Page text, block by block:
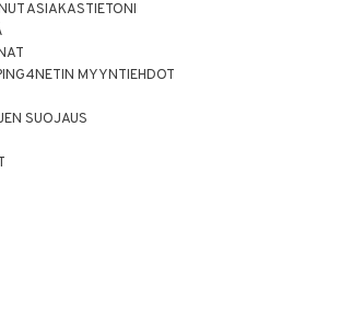
ASIAKASTIETONI
MYYNTIEHDOT
SUOJAUS